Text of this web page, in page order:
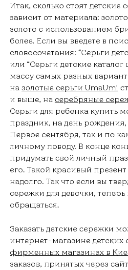
Итак, сколько стоят детские
зависит от материала:
золото с использованием
более. Если вы введете в
словосочетания: “Серьги
или “Серьги детские каталог
массу самых разных
на золотые серьги UmaUmi
и выше, на серебряные
Серьги для ребенка купить
праздник, на день
Первое сентября, так и по
личному поводу. В конце
придумать свой личный
его. Такой красивый
надолго. Так что если вы
сережки для девочки,
обращаться.
Заказать детские сережки
интернет-магазине детских
фирменных магазинах в
заказов, принятых через